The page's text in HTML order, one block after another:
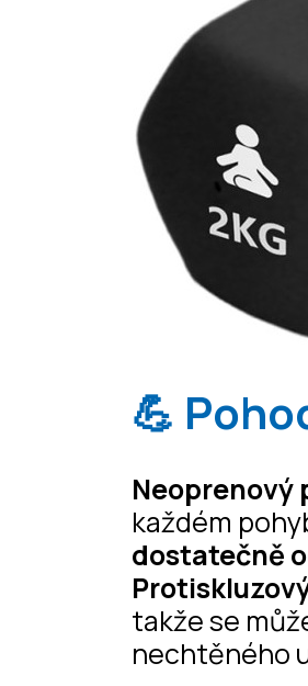
💪
Neoprenový
každém
dostatečně
takže se
nechtěného